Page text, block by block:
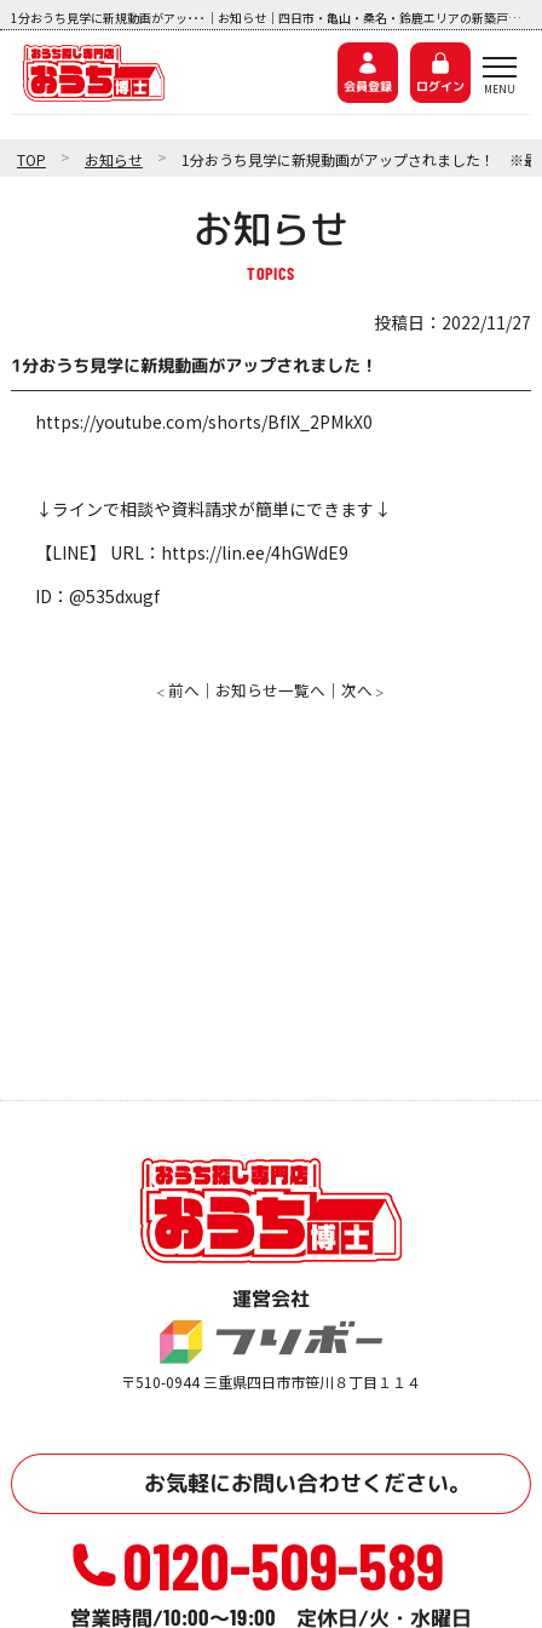
1分おうち見学に新規動画がアッ･･･｜お知らせ｜四日市・亀山・桑名・鈴鹿エリアの新築戸建て・中古住宅、中古マンション、土地探しなら『おうち博士ナビ』
会員登録 ログイン
TOP > お知らせ >
お知らせ
投稿日：2022/11/27
1分おうち見学に新規動画がアップされました！
https://youtube.com/shorts/BfIX_2PMkX0
↓ラインで相談や資料請求が簡単にできます↓
【LINE】 URL： https://lin.ee/4hGWdE9
ID：@535dxugf
前へ お知らせ一覧へ 次へ
運営会社
〒510-0944 三重県四日市市笹川８丁目１１４
お気軽にお問い合わせください。
0120-509-589
営業時間/10:00～19:00 定休日/火・水曜日